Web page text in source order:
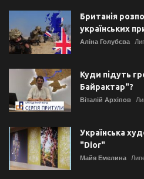
Британія
українських
Аліна Голубєва
Куди підуть
Байрактар"?
Віталій Архіпов
Українська
"Dior"
Майя Емелина